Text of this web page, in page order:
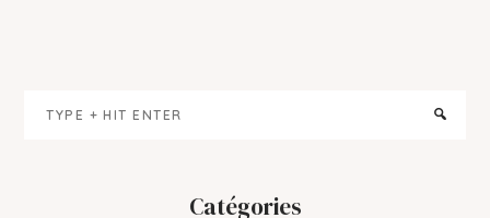
Sidebar
Catégories